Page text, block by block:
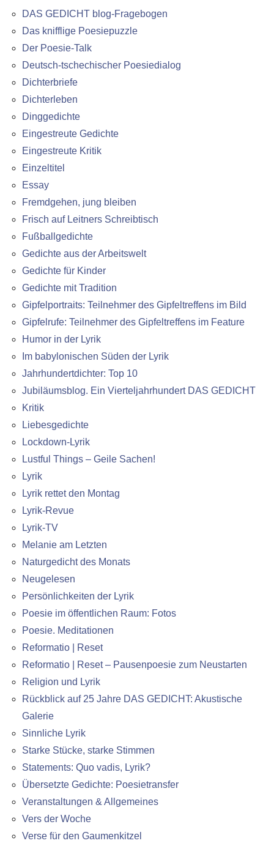
DAS GEDICHT blog-Fragebogen
Das knifflige Poesiepuzzle
Der Poesie-Talk
Deutsch-tschechischer Poesiedialog
Dichterbriefe
Dichterleben
Dinggedichte
Eingestreute Gedichte
Eingestreute Kritik
Einzeltitel
Essay
Fremdgehen, jung bleiben
Frisch auf Leitners Schreibtisch
Fußballgedichte
Gedichte aus der Arbeitswelt
Gedichte für Kinder
Gedichte mit Tradition
Gipfelportraits: Teilnehmer des Gipfeltreffens im Bild
Gipfelrufe: Teilnehmer des Gipfeltreffens im Feature
Humor in der Lyrik
Im babylonischen Süden der Lyrik
Jahrhundertdichter: Top 10
Jubiläumsblog. Ein Vierteljahrhundert DAS GEDICHT
Kritik
Liebesgedichte
Lockdown-Lyrik
Lustful Things – Geile Sachen!
Lyrik
Lyrik rettet den Montag
Lyrik-Revue
Lyrik-TV
Melanie am Letzten
Naturgedicht des Monats
Neugelesen
Persönlichkeiten der Lyrik
Poesie im öffentlichen Raum: Fotos
Poesie. Meditationen
Reformatio | Reset
Reformatio | Reset – Pausenpoesie zum Neustarten
Religion und Lyrik
Rückblick auf 25 Jahre DAS GEDICHT: Akustische
Galerie
Sinnliche Lyrik
Starke Stücke, starke Stimmen
Statements: Quo vadis, Lyrik?
Übersetzte Gedichte: Poesietransfer
Veranstaltungen & Allgemeines
Vers der Woche
Verse für den Gaumenkitzel